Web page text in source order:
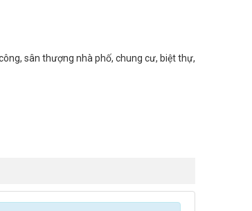
sân thượng nhà phố, chung cư, biệt thự,